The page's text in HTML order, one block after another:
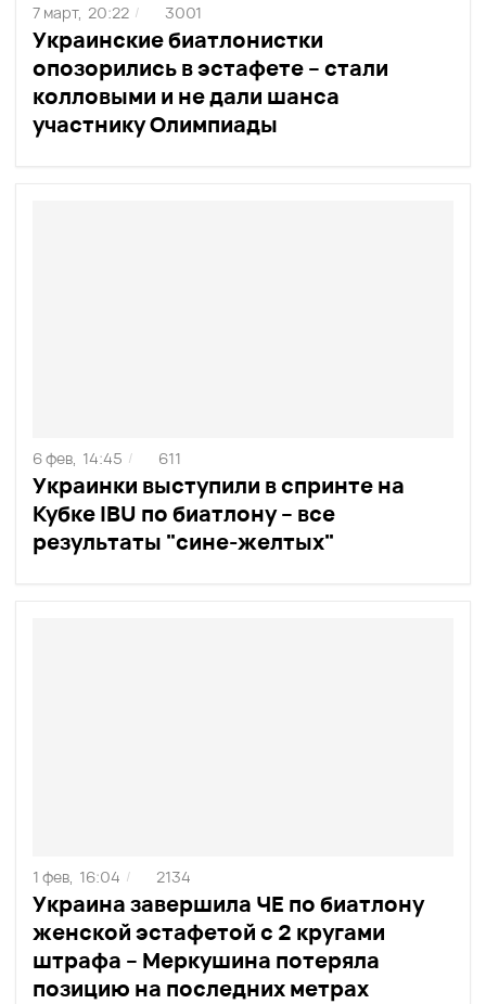
Украинские биатлонистки
опозорились в эстафете – стали
колловыми и не дали шанса
участнику Олимпиады
7 март, 20:22 / 3001
Украинки выступили в спринте на
Кубке IBU по биатлону – все
результаты "сине-желтых"
6 фев, 14:45 / 611
Украина завершила ЧЕ по биатлону
женской эстафетой с 2 кругами
штрафа – Меркушина потеряла
позицию на последних метрах
1 фев, 16:04 / 2134